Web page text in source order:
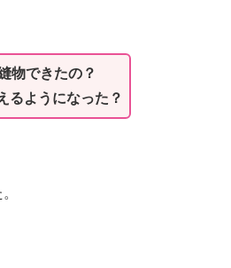
物できたの？
るようになった？